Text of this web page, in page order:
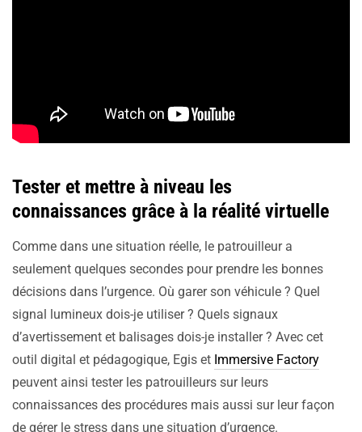
Tester et mettre à niveau les
connaissances grâce à la réalité virtuelle
Comme dans une situation réelle, le patrouilleur a
seulement quelques secondes pour prendre les bonnes
décisions dans l’urgence. Où garer son véhicule ? Quel
signal lumineux dois-je utiliser ? Quels signaux
d’avertissement et balisages dois-je installer ? Avec cet
outil digital et pédagogique, Egis et Immersive Factory
peuvent ainsi tester les patrouilleurs sur leurs
connaissances des procédures mais aussi sur leur façon
de gérer le stress dans une situation d’urgence.